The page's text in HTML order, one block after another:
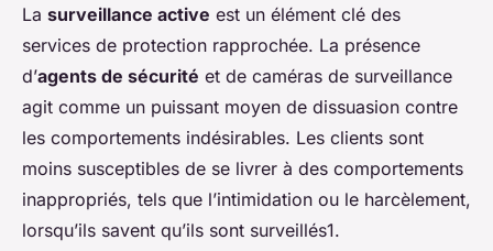
La surveillance active est un élément clé des
services de protection rapprochée. La présence
d’agents de sécurité et de caméras de surveillance
agit comme un puissant moyen de dissuasion contre
les comportements indésirables. Les clients sont
moins susceptibles de se livrer à des comportements
inappropriés, tels que l’intimidation ou le harcèlement,
lorsqu’ils savent qu’ils sont surveillés1.